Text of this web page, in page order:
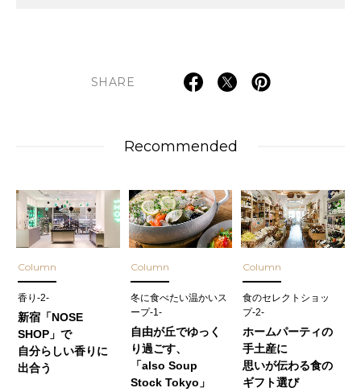
SHARE
Recommended
Column
香り-2-
新宿「NOSE
SHOP」で
自分らしい香りに
出合う
Column
冬に食べたい温かいス
ープ-1-
自由が丘でゆっく
り過ごす、
「also Soup
Stock Tokyo」
Column
食のセレクトショッ
プ-2-
ホームパーティの
手土産に
思いが伝わる食の
ギフト選び